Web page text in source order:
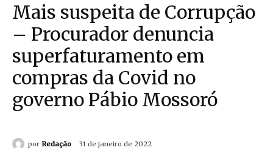
Mais suspeita de Corrupção
– Procurador denuncia
superfaturamento em
compras da Covid no
governo Pábio Mossoró
por Redação 31 de janeiro de 2022